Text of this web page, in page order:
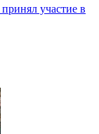
участие в